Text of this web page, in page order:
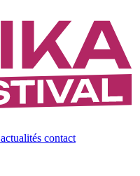
actualités contact